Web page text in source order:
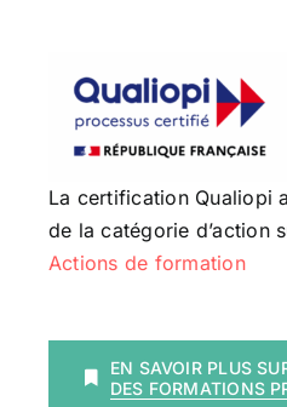
La certification Qualiopi
de la catégorie d’action
Actions de formation
EN SAVOIR PLUS
DES FORMATIONS